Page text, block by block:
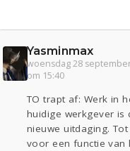
Yasminmax
woensdag 28
om 15:40
TO trapt af: Werk in
huidige werkgever
nieuwe uitdaging.
voor een functie van